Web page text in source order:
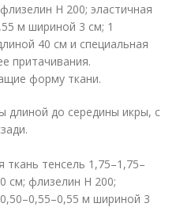
Н 200; эластичная
м шириной 3 см; 1
40 см и специальная
притачивания.
форму ткани.
до середины икры, с
тенсель 1,75–1,75–
см; флизелин Н 200;
м шириной 3